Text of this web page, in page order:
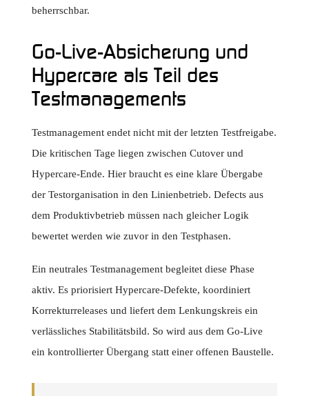
beherrschbar.
Go-Live-Absicherung und
Hypercare als Teil des
Testmanagements
Testmanagement endet nicht mit der letzten Testfreigabe.
Die kritischen Tage liegen zwischen Cutover und
Hypercare-Ende. Hier braucht es eine klare Übergabe
der Testorganisation in den Linienbetrieb. Defects aus
dem Produktivbetrieb müssen nach gleicher Logik
bewertet werden wie zuvor in den Testphasen.
Ein neutrales Testmanagement begleitet diese Phase
aktiv. Es priorisiert Hypercare-Defekte, koordiniert
Korrekturreleases und liefert dem Lenkungskreis ein
verlässliches Stabilitätsbild. So wird aus dem Go-Live
ein kontrollierter Übergang statt einer offenen Baustelle.